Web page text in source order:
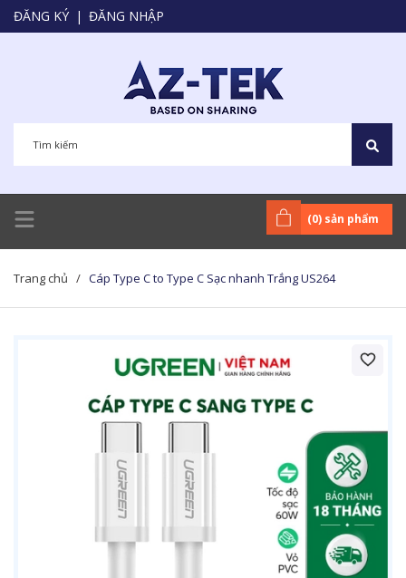
ĐĂNG KÝ | ĐĂNG NHẬP
(0) sản phẩm
Trang chủ / Cáp Type C to Type C Sạc nhanh Trắng US264